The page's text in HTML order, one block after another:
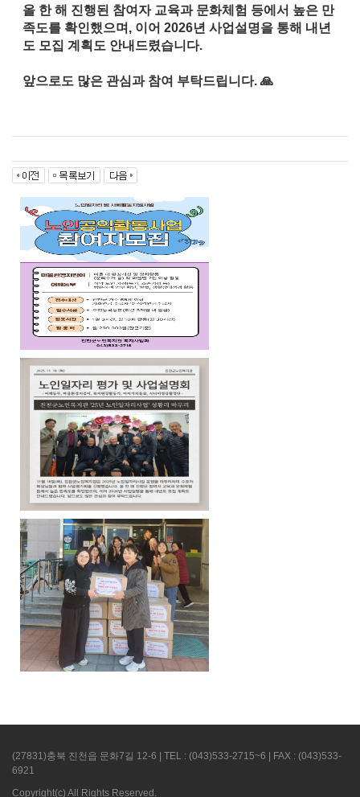
올 한 해 진행된 참여자 교육과 문화체험 등에서 높은 만
족도를 확인했으며, 이어 2026년 사업설명을 통해 내년
도 모집 계획 도 안내드렸습니다.
앞으로도 많은 관심과 참여 부탁드립니다. 🙏
(27831)충북 진천읍 문화7길 12-6 | TEL : (043)533-2715~6 | FAX : (043)533-
6921
Copyright(c) All Rights Reserved.